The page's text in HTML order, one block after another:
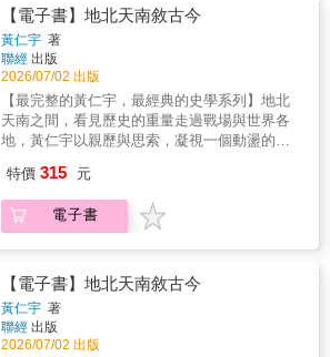
手術治療中。&儘管人人期望著沒有戰爭和疾病
的世界，但到目前為止，現實從來就非如此，
醫學與藥物研發的腳步因而馬不停蹄。古羅馬
時代起流傳至今的格言：「汝欲和平，必先備
戰」，強調以軍事力量遏止戰爭所做的準備。
應對疾病也是同樣的道理。世世代代許多前人
努力抵禦隨時會爆發的疫病，甚至要防範戰爭
戰爭史，都能視為當代寶貴的教訓。&▌好評讚
譽「一本優秀的書，內容不僅涵蓋醫學和戰爭
兩個領域，還有辦法適當結合、解釋、比較古
今情形。這本書幫助我們充分理解為什麼現在
&hellip;&hellip;」&「可以按照打仗中派上用
場、導致戰事結束，以及戰爭所遺留之藥物這
樣的順序來閱讀&hellip;&hellip;將醫學與戰爭交
織在一起，我們能夠從新的角度來看待日常生
事，一一為我們平反。 & ．我們在五萬年前有
五種人族兄弟，今日卻只有我們倖存，《人類
大歷史》作者推測，是因為我們比較狠：｢當智
人遇上尼安德塔人，造成史上第一場也是最大
一場的種族清洗行動。｣賈德．戴蒙也贊同：
｢間接的證據判定智人謀殺有罪。｣但羅格認
為，是智人的其他特質占了上風。 & ．賈德．
戴蒙在《大崩壞》中推論，復活節島島民因資
源不足而相殘，甚至以人為食，是以殘酷自私
同的解釋。 & ．《蒼蠅王》作者獲頒諾貝爾
獎，被盛讚為「生動刻畫了真實人性」；但是
當虛構小說在現實中上演，流落荒島的小男孩
流看顧營火不滅。 & ．以揭露性惡留名的史丹
佛監獄實驗，充當獄卒的學生其實是受實驗人
員擺布；而旁觀者效應的犧牲者吉諾維斯，並
沒有死於38位路人的冷眼旁觀，而是在朋友的
富與物質享受，同時也導致了競爭意識、階級
制度及其造成的不平等隨之出現。另一方面，
在工業革命以後，城市規模迅速擴大、全球人
口逐年增加，有限的資源再也無法滿足人類無
窮的欲望，使得人們變得愈來愈忙碌，只為了
追求工作所帶來的安全感。▲當工作成為日
常，人類開始把自己推入「窮忙」的火坑在作
家把持，始終圍繞著資源分配與生產力問題。
但工作成為人類生活的重心，僅始於一萬二千
年前的農業革命。值得注意的是，自從農業革
有分享的義務，農業社會更重視有付出才有收
穫，並且把工作視為每一個人對社會的責任。
也就是在這樣的情況下，由於人人都要有工作
做，才導致今天的服務業如此複雜多樣、社會
識作者約翰．諾貝里，橫跨古雅典、羅馬共和
國、阿拔斯哈里發國、宋代中國、文藝復興義
大利、荷蘭共和國到英語圈七個文明，試圖尋
找歷史上一再重複出現的規律。他的發現，徹
底顛覆了我們對文明的想像。真正造就黃金時
代的，從來不是強大的國家、嚴密的統治，甚
至不是資源或天才，而是一個願意接受未知的
社會。當不同文化自由交流、陌生人彼此合
作、新觀念可以挑戰舊秩序，法治保障每個人
然而，每一個黃金時代，也都走上了幾乎相同
的結局。戰爭、瘟疫、經濟危機帶來恐懼，人
們開始渴望秩序勝過自由、確定勝過探索、教
貿易開始退縮，異見遭到排斥。文明真正失去
的，不只是財富，而是持續創新的能力。諾貝
里因此提出一個比「文明為何衰亡」更重要的
問題：我們這個已經維持約兩百年繁榮的文
【電子書】地北天南敘古今
黃仁宇 著
聯經 出版
2026/07/02 出版
【最完整的黃仁宇，最經典的史學系列】地北
天南之間，看見歷史的重量走過戰場與世界各
地，黃仁宇以親歷與思索，凝視一個動盪的世
世紀完成的二十七篇文字，最早成稿於二戰期
間，最晚近於書成之時。篇章或源於戰地親
歷，或出自異地遊歷，也有對歷史人物、思想
史的側影。全書可歸納為「緬甸戰場的聞
見」、「五十年來的撫今追昔」、「各種思想
體系及其實用」、「歐遊觀感」與「古今人
物」五類主題。分類只是引路，真正貫穿全書
特價 315 元
電子書
【電子書】地北天南敘古今
黃仁宇 著
聯經 出版
2026/07/02 出版